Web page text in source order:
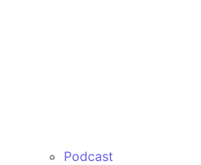
Podcast